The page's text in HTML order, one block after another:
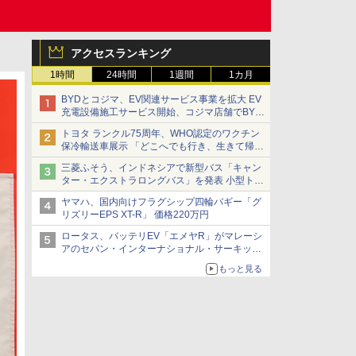
アクセスランキング
1時間 24時間 1週間 1カ月
BYDとコジマ、EV関連サービス事業を拡大 EV
充電設備施工サービス開始、コジマ店舗でBYD
車の展示・試乗イベントを強化
トヨタ ランクル75周年、WHO認定のワクチン
保冷輸送車展示 「どこへでも行き、生きて帰っ
てこられる」ランドクルーザーで命をつなぐ
三菱ふそう、インドネシアで新型バス「キャン
ター・エクストラロングバス」を発表 小型トラ
ックベースの観光・旅客輸送向けバス
ヤマハ、国内向けフラグシップ四輪バギー「グ
リズリーEPS XT-R」 価格220万円
ロータス、バッテリEV「エメヤR」がマレーシ
アのセパン・インターナショナル・サーキット
もっと見る